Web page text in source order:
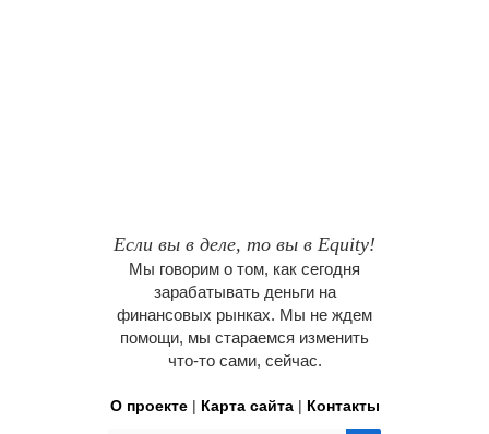
Если вы в деле, то вы в Equity!
Мы говорим о том, как сегодня
зарабатывать деньги на
финансовых рынках. Мы не ждем
помощи, мы стараемся изменить
что-то сами, сейчас.
О проекте| Карта сайта| Контакты